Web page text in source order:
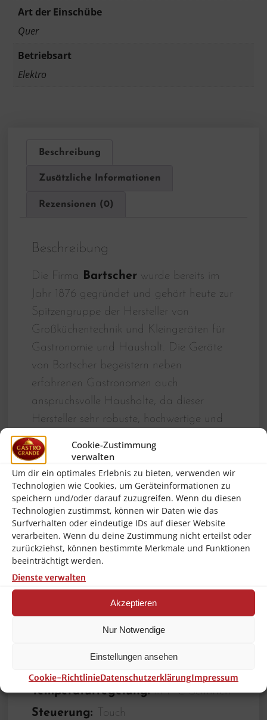
Cookie-Zustimmung
verwalten
Um dir ein optimales Erlebnis zu bieten, verwenden wir
Technologien wie Cookies, um Geräteinformationen zu
speichern und/oder darauf zuzugreifen. Wenn du diesen
Technologien zustimmst, können wir Daten wie das
Surfverhalten oder eindeutige IDs auf dieser Website
verarbeiten. Wenn du deine Zustimmung nicht erteilst oder
zurückziehst, können bestimmte Merkmale und Funktionen
beeinträchtigt werden.
Dienste verwalten
Akzeptieren
Nur Notwendige
Einstellungen ansehen
Cookie-RichtlinieDatenschutzerklärungImpressum
Art der Einschübe
Quer
Betriebsart
Elektro
Beschreibung
Zusätzliche Informationen
Rezensionen (0)
Beschreibung
Die Firma Bartscher wurde bereits im
Jahr 1876 gegründet und gehört heute zur
Spitzengruppe der Hersteller von
Großküchentechnik und Kleingeräten für
Gastronomie und Haushalt. Die Geräte
von Bartscher begeistern neben
erfahrenen Gastronomen auch
anspruchsvolle Haushalte, da dieser
Hersteller sehr robuste, hochwertige und
leicht zu reinigende Produkte herstellt. Bei
diesem Artikel kann man sicher sein, das
man ein langlebiges Produkt erwirbt,
welches auch hohen Anforderungen
gerecht wird! Bartscher für Gastronomie
und qualitätsbewusste Anwendung!!!
Mehr Effizienz und Zeitersparnis mit dem
Kombidämpfer Silversteam2 P 10 x 1/1 GN durch
das Extra an Power. Voll bestückte Garräume sind
dank hoher Leistung und der Rack-Control-Funktion
kein Problem. Reduzierte Garzeiten, schnellere
Aufheizzeiten, ein einfaches Handling und das
Reinigungssystem sprechen einfach für sich.
Bartscher
Temperaturregelung:in 1 °C-Schritten
Steuerung:
Touch